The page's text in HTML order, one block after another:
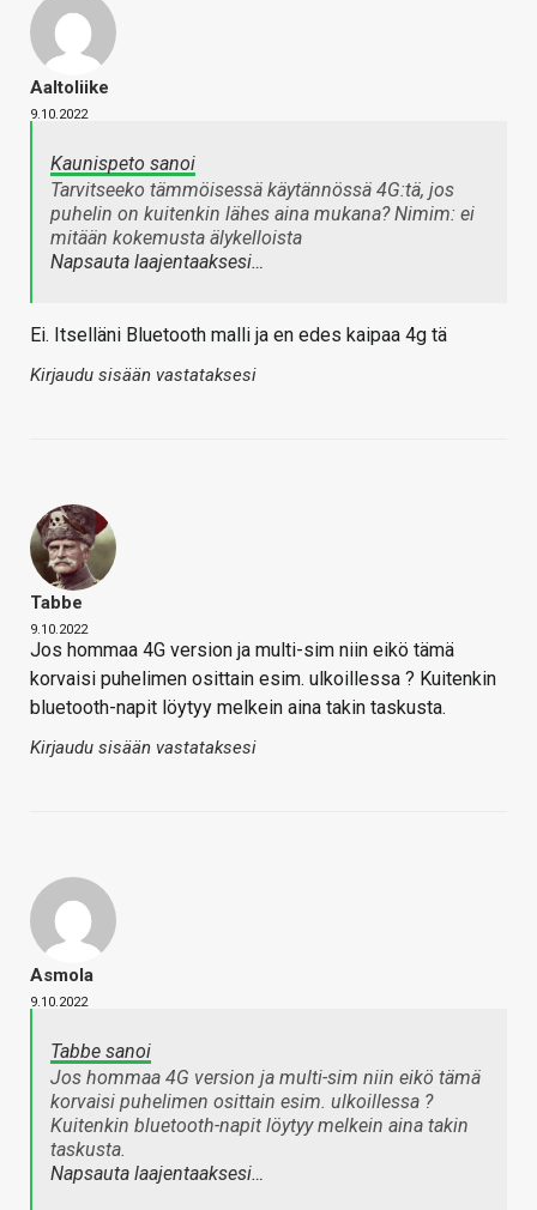
Aaltoliike
9.10.2022
Kaunispeto sanoi
Tarvitseeko tämmöisessä käytännössä 4G:tä, jos
puhelin on kuitenkin lähes aina mukana? Nimim: ei
mitään kokemusta älykelloista
Napsauta laajentaaksesi…
Ei. Itselläni Bluetooth malli ja en edes kaipaa 4g tä
Kirjaudu sisään vastataksesi
Tabbe
9.10.2022
Jos hommaa 4G version ja multi-sim niin eikö tämä
korvaisi puhelimen osittain esim. ulkoillessa ? Kuitenkin
bluetooth-napit löytyy melkein aina takin taskusta.
Kirjaudu sisään vastataksesi
Asmola
9.10.2022
Tabbe sanoi
Jos hommaa 4G version ja multi-sim niin eikö tämä
korvaisi puhelimen osittain esim. ulkoillessa ?
Kuitenkin bluetooth-napit löytyy melkein aina takin
taskusta.
Napsauta laajentaaksesi…